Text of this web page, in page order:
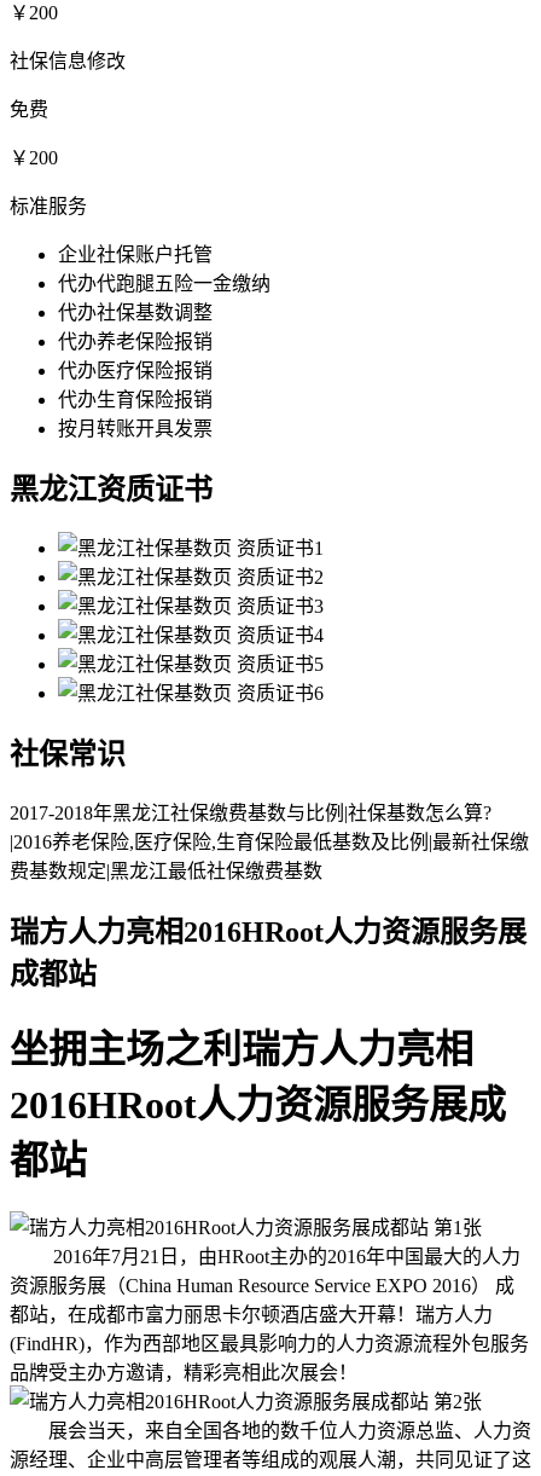
￥200
社保信息修改
免费
￥200
标准服务
企业社保账户托管
代办代跑腿五险一金缴纳
代办社保基数调整
代办养老保险报销
代办医疗保险报销
代办生育保险报销
按月转账开具发票
黑龙江资质证书
社保常识
2017-2018年黑龙江社保缴费基数与比例|社保基数怎么算?
|2016养老保险,医疗保险,生育保险最低基数及比例|最新社保缴
费基数规定|黑龙江最低社保缴费基数
瑞方人力亮相2016HRoot人力资源服务展
成都站
坐拥主场之利瑞方人力亮相
2016HRoot人力资源服务展成
都站
2016年7月21日，由HRoot主办的2016年中国最大的人力
资源服务展（China Human Resource Service EXPO 2016） 成
都站，在成都市富力丽思卡尔顿酒店盛大开幕！瑞方人力
(FindHR)，作为西部地区最具影响力的人力资源流程外包服务
品牌受主办方邀请，精彩亮相此次展会！
展会当天，来自全国各地的数千位人力资源总监、人力资
源经理、企业中高层管理者等组成的观展人潮，共同见证了这